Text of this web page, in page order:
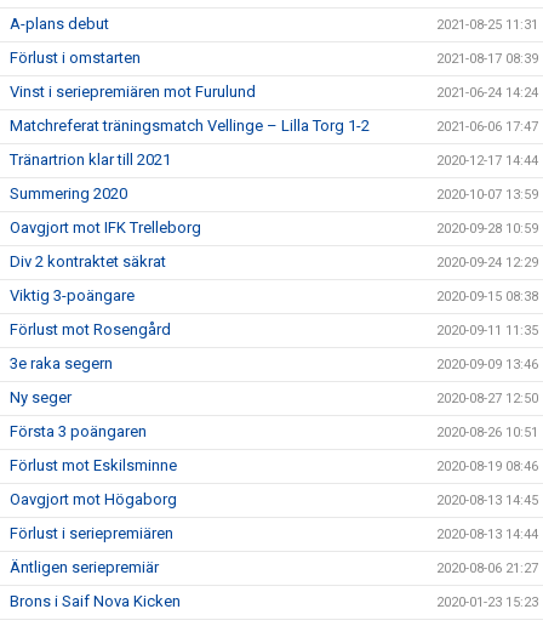
A-plans debut 2021-08-25 11:31
Förlust i omstarten 2021-08-17 08:39
Vinst i seriepremiären mot Furulund 2021-06-24 14:24
Matchreferat träningsmatch Vellinge – Lilla Torg 1-2 2021-06-06 17:47
Tränartrion klar till 2021 2020-12-17 14:44
Summering 2020 2020-10-07 13:59
Oavgjort mot IFK Trelleborg 2020-09-28 10:59
Div 2 kontraktet säkrat 2020-09-24 12:29
Viktig 3-poängare 2020-09-15 08:38
Förlust mot Rosengård 2020-09-11 11:35
3e raka segern 2020-09-09 13:46
Ny seger 2020-08-27 12:50
Första 3 poängaren 2020-08-26 10:51
Förlust mot Eskilsminne 2020-08-19 08:46
Oavgjort mot Högaborg 2020-08-13 14:45
Förlust i seriepremiären 2020-08-13 14:44
Äntligen seriepremiär 2020-08-06 21:27
Brons i Saif Nova Kicken 2020-01-23 15:23